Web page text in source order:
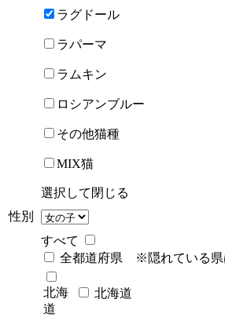
ラグドール
ラパーマ
ラムキン
ロシアンブルー
その他猫種
MIX猫
選択して閉じる
性別
すべて
全都道府県 ※隠れている県
北海
道
北海道